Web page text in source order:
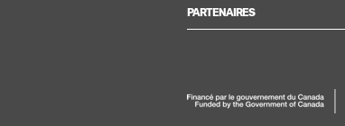
PARTENAIRES